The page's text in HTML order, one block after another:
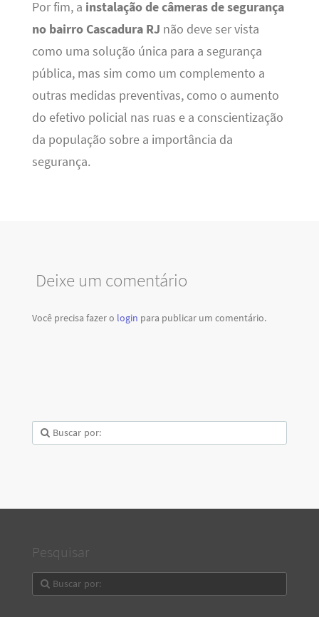
Por fim, a instalação de câmeras de segurança
no bairro Cascadura RJ não deve ser vista
como uma solução única para a segurança
pública, mas sim como um complemento a
outras medidas preventivas, como o aumento
do efetivo policial nas ruas e a conscientização
da população sobre a importância da
segurança.
Deixe um comentário
Você precisa fazer o login para publicar um comentário.
Pesquisar